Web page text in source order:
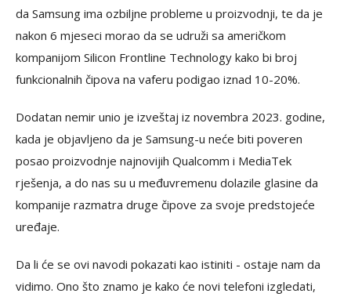
da Samsung ima ozbiljne probleme u proizvodnji, te da je
nakon 6 mjeseci morao da se udruži sa američkom
kompanijom Silicon Frontline Technology kako bi broj
funkcionalnih čipova na vaferu podigao iznad 10-20%.
Dodatan nemir unio je izveštaj iz novembra 2023. godine,
kada je objavljeno da je Samsung-u neće biti poveren
posao proizvodnje najnovijih Qualcomm i MediaTek
rješenja, a do nas su u međuvremenu dolazile glasine da
kompanije razmatra druge čipove za svoje predstojeće
uređaje.
Da li će se ovi navodi pokazati kao istiniti - ostaje nam da
vidimo. Ono što znamo je kako će novi telefoni izgledati,